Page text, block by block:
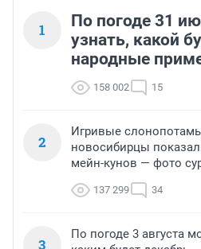
1
По погоде 31
узнать, какой
народные
158 002 15
2
Игривые
новосибирцы
мейн-кунов — фото
137 299 34
3
По погоде 3 августа